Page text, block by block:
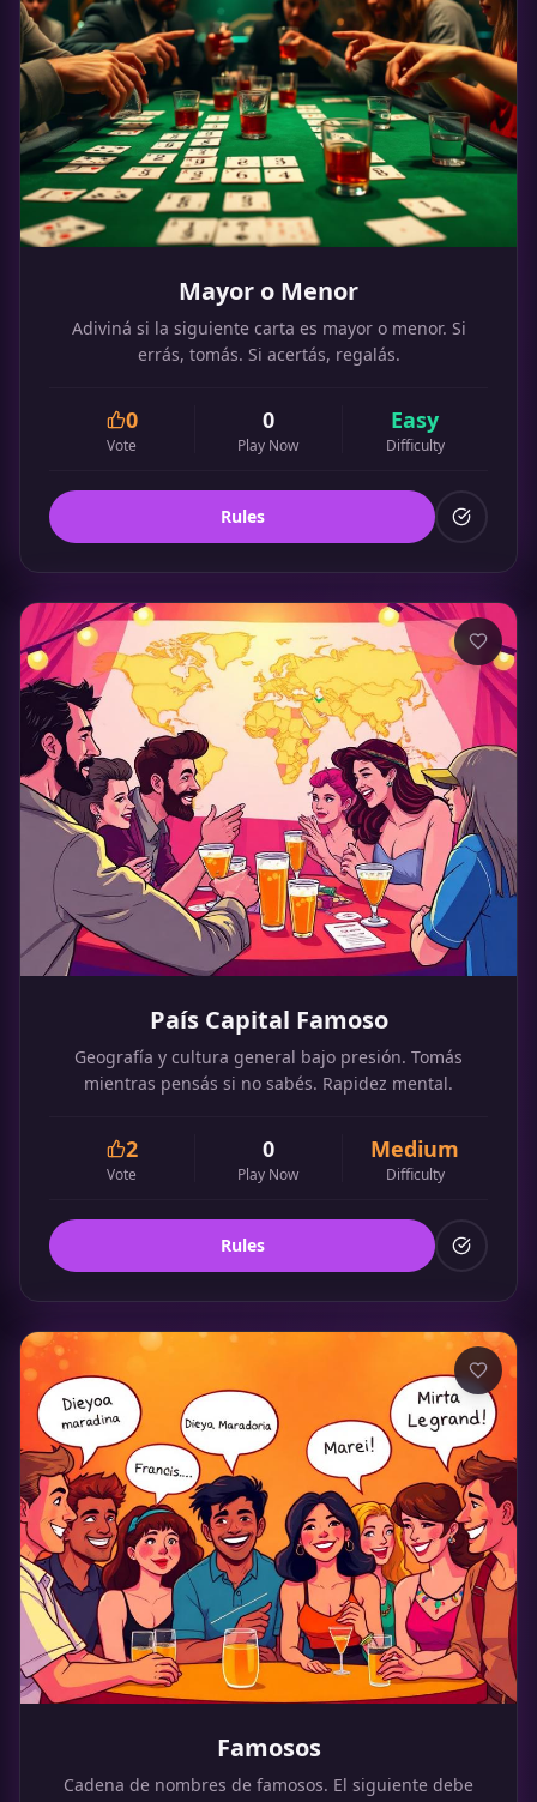
Mayor o Menor
Adiviná si la siguiente carta es mayor o menor. Si
errás, tomás. Si acertás, regalás.
0
Vote
0
Play Now
Easy
Difficulty
Rules
País Capital Famoso
Geografía y cultura general bajo presión. Tomás
mientras pensás si no sabés. Rapidez mental.
2
Vote
0
Play Now
Medium
Difficulty
Rules
Famosos
Cadena de nombres de famosos. El siguiente debe